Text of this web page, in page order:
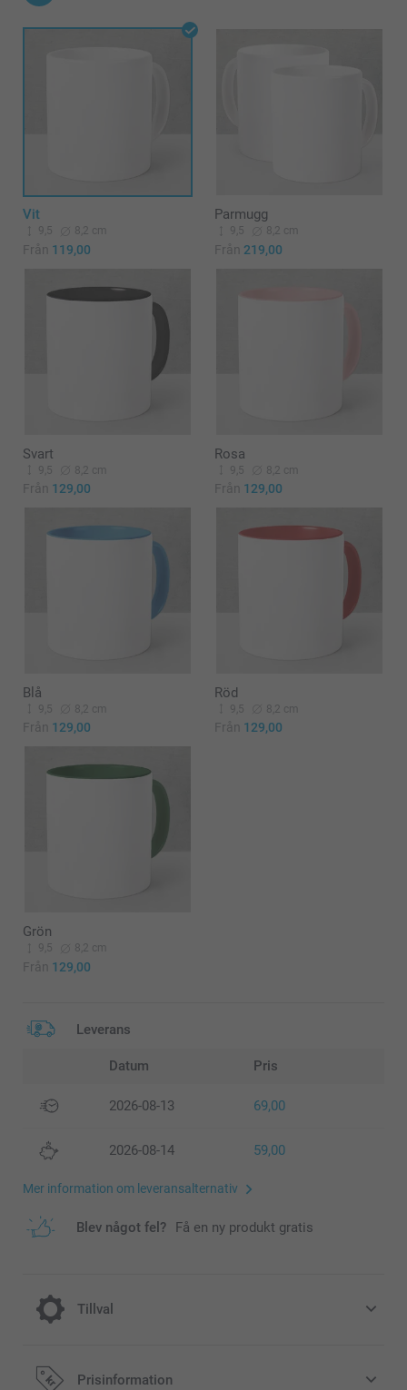
Vit
9,5 8,2 cm
Från 119,00
Parmugg
9,5 8,2 cm
Från 219,00
Svart
9,5 8,2 cm
Från 129,00
Rosa
9,5 8,2 cm
Från 129,00
Blå
9,5 8,2 cm
Från 129,00
Röd
9,5 8,2 cm
Från 129,00
Grön
9,5 8,2 cm
Från 129,00
Leverans
Datum Pris
2026-08-13 69,00
2026-08-14 59,00
Mer information om leveransalternativ
Blev något fel? Få en ny produkt gratis
Tillval
Jula till din fotomugg
Prisinformation